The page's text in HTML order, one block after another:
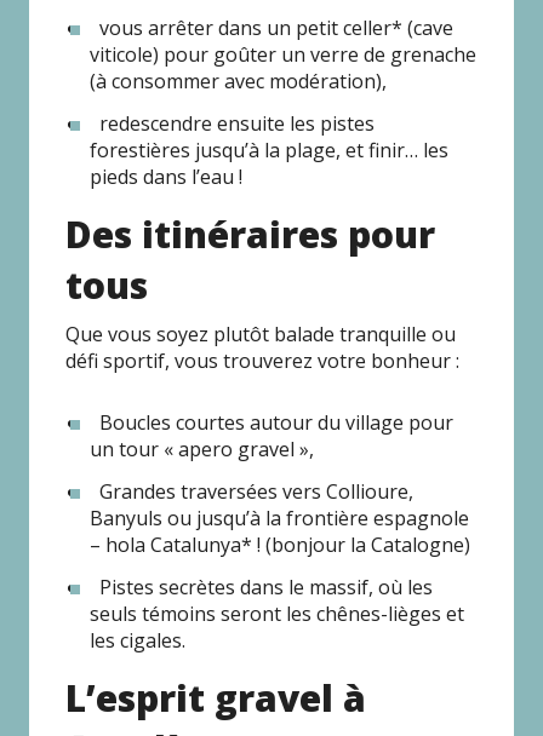
vous arrêter dans un petit celler* (cave
viticole) pour goûter un verre de grenache
(à consommer avec modération),
redescendre ensuite les pistes
forestières jusqu’à la plage, et finir… les
pieds dans l’eau !
Des itinéraires pour
tous
Que vous soyez plutôt balade tranquille ou
défi sportif, vous trouverez votre bonheur :
Boucles courtes autour du village pour
un tour « apero gravel »,
Grandes traversées vers Collioure,
Banyuls ou jusqu’à la frontière espagnole
– hola Catalunya* ! (bonjour la Catalogne)
Pistes secrètes dans le massif, où les
seuls témoins seront les chênes-lièges et
les cigales.
L’esprit gravel à